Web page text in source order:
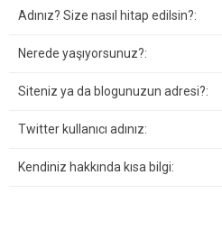
Adınız? Size nasıl hitap edilsin?:
Nerede yaşıyorsunuz?:
Siteniz ya da blogunuzun adresi?:
Twitter kullanıcı adınız:
Kendiniz hakkında kısa bilgi: